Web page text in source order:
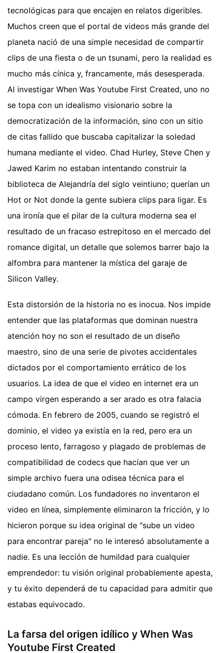
tecnológicas para que encajen en relatos digeribles.
Muchos creen que el portal de videos más grande del
planeta nació de una simple necesidad de compartir
clips de una fiesta o de un tsunami, pero la realidad es
mucho más cínica y, francamente, más desesperada.
Al investigar When Was Youtube First Created, uno no
se topa con un idealismo visionario sobre la
democratización de la información, sino con un sitio
de citas fallido que buscaba capitalizar la soledad
humana mediante el video. Chad Hurley, Steve Chen y
Jawed Karim no estaban intentando construir la
biblioteca de Alejandría del siglo veintiuno; querían un
Hot or Not donde la gente subiera clips para ligar. Es
una ironía que el pilar de la cultura moderna sea el
resultado de un fracaso estrepitoso en el mercado del
romance digital, un detalle que solemos barrer bajo la
alfombra para mantener la mística del garaje de
Silicon Valley.
Esta distorsión de la historia no es inocua. Nos impide
entender que las plataformas que dominan nuestra
atención hoy no son el resultado de un diseño
maestro, sino de una serie de pivotes accidentales
dictados por el comportamiento errático de los
usuarios. La idea de que el video en internet era un
campo virgen esperando a ser arado es otra falacia
cómoda. En febrero de 2005, cuando se registró el
dominio, el video ya existía en la red, pero era un
proceso lento, farragoso y plagado de problemas de
compatibilidad de codecs que hacían que ver un
simple archivo fuera una odisea técnica para el
ciudadano común. Los fundadores no inventaron el
video en línea, simplemente eliminaron la fricción, y lo
hicieron porque su idea original de "sube un video
para encontrar pareja" no le interesó absolutamente a
nadie. Es una lección de humildad para cualquier
emprendedor: tu visión original probablemente apesta,
y tu éxito dependerá de tu capacidad para admitir que
estabas equivocado.
La farsa del origen idílico y When Was
Youtube First Created